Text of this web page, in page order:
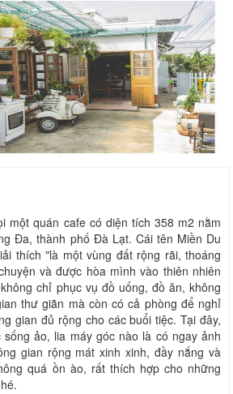
một quán cafe có diện tích 358 m2 nằm
Đa, thành phố Đà Lạt. Cái tên Miền Du
thích "là một vùng đất rộng rãi, thoáng
và được hòa mình vào thiên nhiên
chỉ phục vụ đồ uống, đồ ăn, không
thư giãn mà còn có cả phòng để nghỉ
gian đủ rộng cho các buổi tiệc. Tại đây,
ảo, lia máy góc nào là có ngay ảnh
gian rộng mát xinh xinh, đầy nắng và
quá ồn ào, rất thích hợp cho những